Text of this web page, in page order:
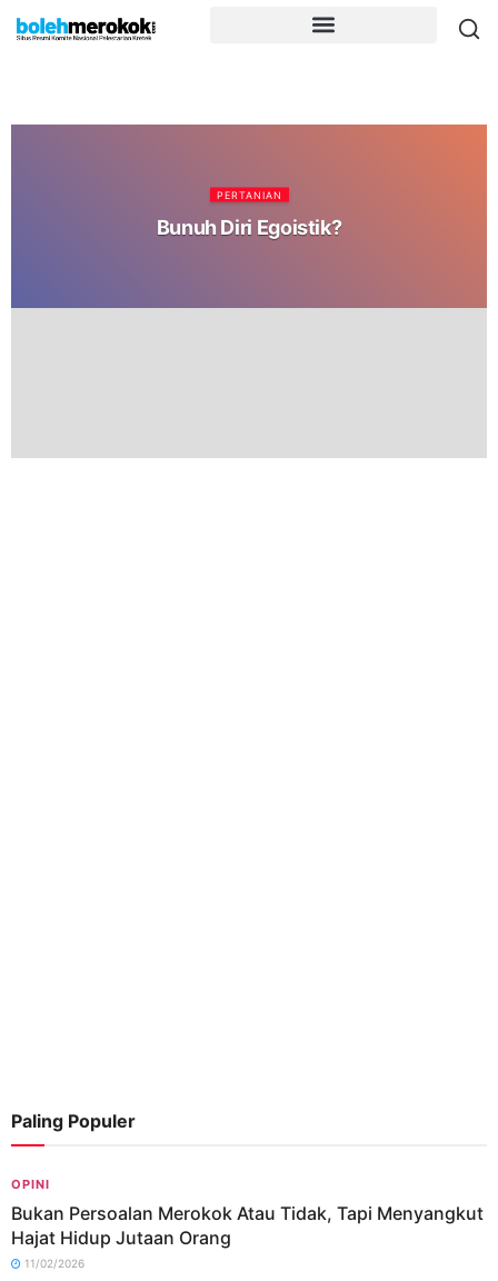
PERTANIAN
Bunuh Diri Egoistik?
Paling Populer
OPINI
Bukan Persoalan Merokok Atau Tidak, Tapi Menyangkut
Hajat Hidup Jutaan Orang
11/02/2026